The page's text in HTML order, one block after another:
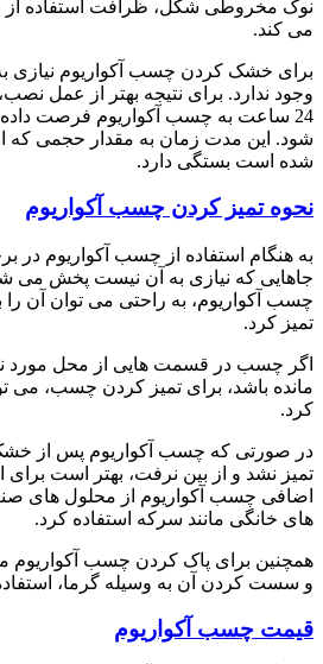
نوک مخروطی شکل، ظرافت استفاده از
می کند.
برای خشک کردن چسب آکواریوم نیازی
24 ساعت به چسب آکواریوم فرصت
شود. این مدت زمان به مقدار حجمی که
شده است بستگی دارد.
نحوه تمیز کردن چسب آکواریوم
به هنگام استفاده از چسب آکواریوم در
جاهایی که نیازی به آن نیست پخش
چسب آکواریوم، به راحتی می توان آن
تمیز کرد.
اگر چسب در قسمت هایی از محل
مانده باشد، برای تمیز کردن چسب، می
کرد.
در صورتی که چسب آکواریوم پس از
تمیز نشد و از بین نرفت، بهتر است
اضافی چسب آکواریوم از محلول های
های خانگی مانند سرکه استفاده کرد.
همچنین برای پاک کردن چسب آکواریوم
و سست کردن آن به وسیله گرما،
قیمت چسب آکواریوم